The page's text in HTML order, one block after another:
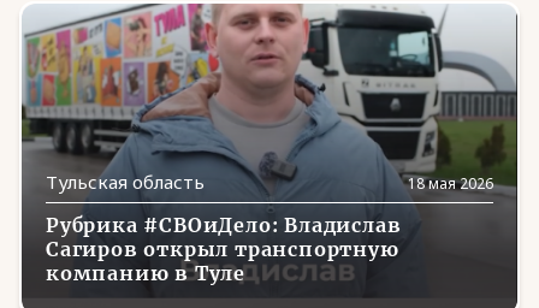
Воронежская область(19)
Дагестан(25)
Донецкая Народная Республика(8)
Еврейская АО(23)
Забайкальский край(13)
Запорожская область(22)
Ивановская область(8)
Тульская область 18 мая 2026
Рубрика #СВОиДело: Владислав
Сагиров открыл транспортную
компанию в Туле